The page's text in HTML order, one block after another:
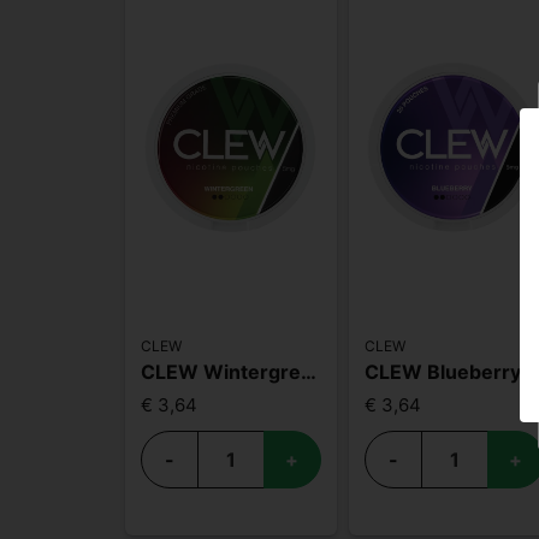
CLEW
CLEW Wintergreen 5mg
€ 3,64
- +
CLEW
€ 3,64
- +